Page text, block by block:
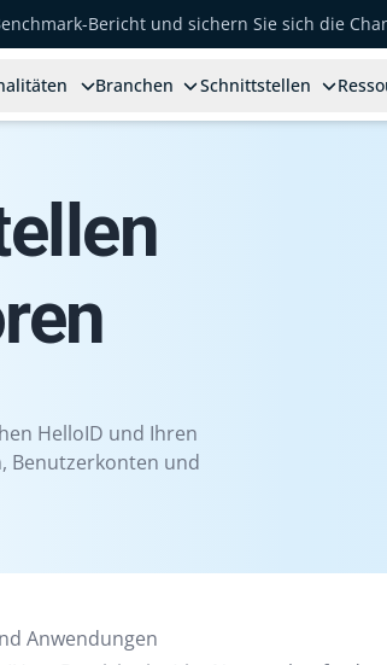
Bericht und sichern Sie sich die
Branchen Schnittstellen
HelloID und Ihren
Benutzerkonten und
Anwendungen